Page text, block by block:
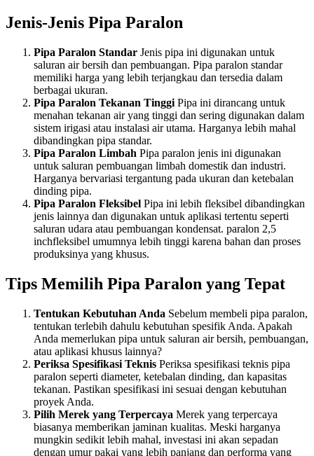
Jenis-Jenis Pipa Paralon
Pipa Paralon Standar Jenis pipa ini digunakan untuk
saluran air bersih dan pembuangan. Pipa paralon standar
memiliki harga yang lebih terjangkau dan tersedia dalam
berbagai ukuran.
Pipa Paralon Tekanan Tinggi Pipa ini dirancang untuk
menahan tekanan air yang tinggi dan sering digunakan dalam
sistem irigasi atau instalasi air utama. Harganya lebih mahal
dibandingkan pipa standar.
Pipa Paralon Limbah Pipa paralon jenis ini digunakan
untuk saluran pembuangan limbah domestik dan industri.
Harganya bervariasi tergantung pada ukuran dan ketebalan
dinding pipa.
Pipa Paralon Fleksibel Pipa ini lebih fleksibel dibandingkan
jenis lainnya dan digunakan untuk aplikasi tertentu seperti
saluran udara atau pembuangan kondensat. paralon 2,5
inchfleksibel umumnya lebih tinggi karena bahan dan proses
produksinya yang khusus.
Tips Memilih Pipa Paralon yang Tepat
Tentukan Kebutuhan Anda Sebelum membeli pipa paralon,
tentukan terlebih dahulu kebutuhan spesifik Anda. Apakah
Anda memerlukan pipa untuk saluran air bersih, pembuangan,
atau aplikasi khusus lainnya?
Periksa Spesifikasi Teknis Periksa spesifikasi teknis pipa
paralon seperti diameter, ketebalan dinding, dan kapasitas
tekanan. Pastikan spesifikasi ini sesuai dengan kebutuhan
proyek Anda.
Pilih Merek yang Terpercaya Merek yang terpercaya
biasanya memberikan jaminan kualitas. Meski harganya
mungkin sedikit lebih mahal, investasi ini akan sepadan
dengan umur pakai yang lebih panjang dan performa yang